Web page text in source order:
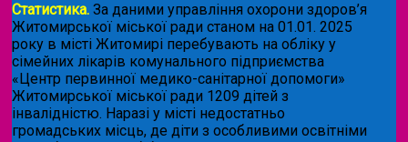
Статистика. За даними управління охорони здоров’я
Житомирської міської ради станом на 01.01. 2025
року в місті Житомирі перебувають на обліку у
сімейних лікарів комунального підприємства
«Центр первинної медико-санітарної допомоги»
Житомирської міської ради 1209 дітей з
інвалідністю. Наразі у місті недостатньо
громадських місць, де діти з особливими освітніми